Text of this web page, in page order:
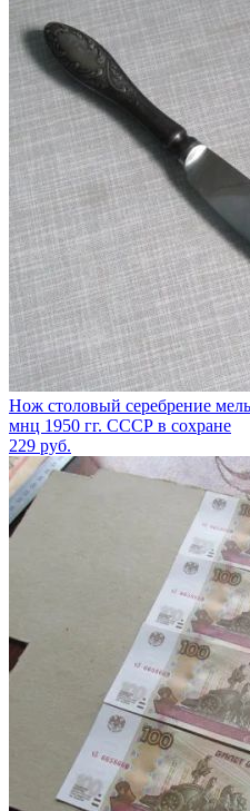
Нож столовый серебрение
мнц 1950 гг. СССР в сохране
229 руб.